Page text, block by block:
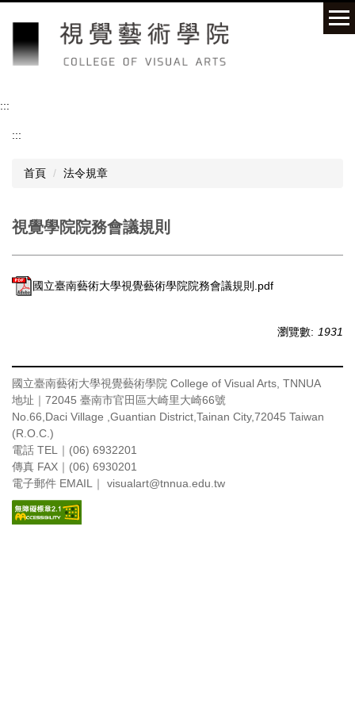
主
要
區
:::
:::
首頁 法令規章
視覺學院院務會議規則
國立臺南藝術大學視覺藝術學院院務會議規則.pdf
瀏覽數: 1931
國立臺南藝術大學視覺藝術學院 College of Visual Arts, TNNUA
地址｜72045 臺南市官田區大崎里大崎66號
No.66,Daci Village ,Guantian District,Tainan City,72045 Taiwan
(R.O.C.)
電話 TEL｜(06) 6932201
傳真 FAX｜(06) 6930201
電子郵件 EMAIL｜ visualart@tnnua.edu.tw